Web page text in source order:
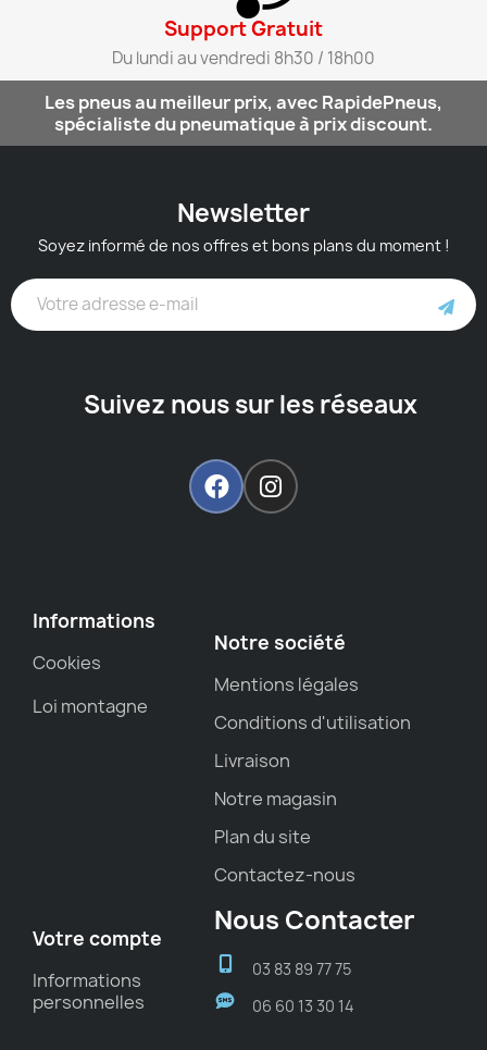
Support Gratuit​
Du lundi au vendredi 8h30 / 18h00​
Les pneus au meilleur prix, avec RapidePneus,
spécialiste du pneumatique à prix discount.
Newsletter
Soyez informé de nos offres et bons plans du moment !
Suivez nous sur les réseaux
Informations
Cookies
Loi montagne
Notre société
Mentions légales
Conditions d'utilisation
Livraison
Notre magasin
Plan du site
Contactez-nous
Votre compte
Informations
personnelles
Nous Contacter
03 83 89 77 75
06 60 13 30 14